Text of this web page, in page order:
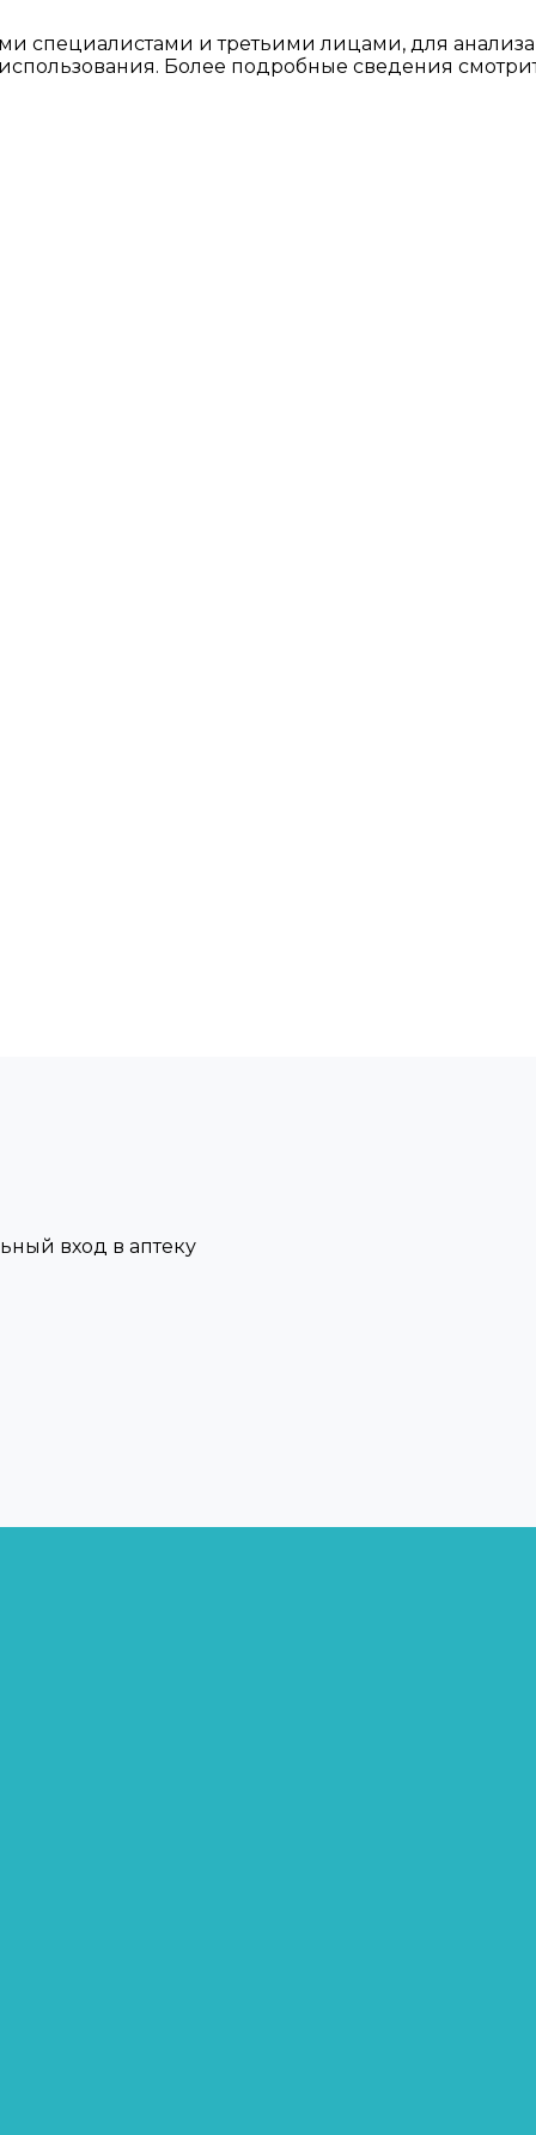
специалистами и третьими лицами, для
Более подробные сведения
вход в аптеку